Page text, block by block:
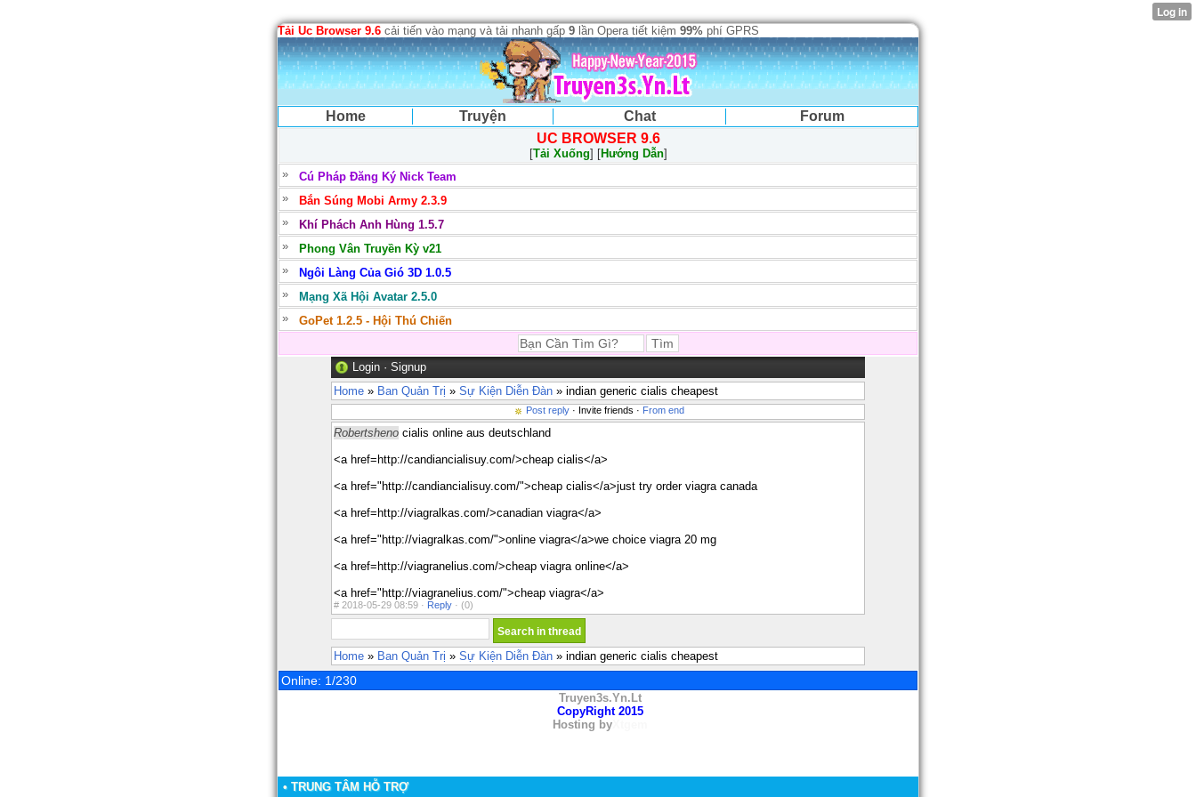
Tải Uc Browser 9.6 cải tiến vào mạng và tải nhanh gấp 9 lần Opera tiết kiệm 99% phí GPRS
Home Truyện Chat
Forum
UC BROWSER 9.6
[Tải Xuống] [Hướng Dẫn]
Cú Pháp Đăng Ký Nick Team
Bắn Súng Mobi Army 2.3.9
Khí Phách Anh Hùng 1.5.7
Phong Vân Truyền Kỳ v21
Ngôi Làng Của Gió 3D 1.0.5
Mạng Xã Hội Avatar 2.5.0
GoPet 1.2.5 - Hội Thú Chiến
Login · Signup
Home » Ban Quản Trị » Sự Kiện Diễn Đàn » indian generic cialis cheapest
Post reply · Invite friends · From end
Robertsheno cialis online aus deutschland
<a href=http://candiancialisuy.com/>cheap cialis</a>
<a href="http://candiancialisuy.com/">cheap cialis</a>just try order viagra canada
<a href=http://viagralkas.com/>canadian viagra</a>
<a href="http://viagralkas.com/">online viagra</a>we choice viagra 20 mg
<a href=http://viagranelius.com/>cheap viagra online</a>
<a href="http://viagranelius.com/">cheap viagra</a>
# 2018-05-29 08:59 · Reply · (0)
Home » Ban Quản Trị » Sự Kiện Diễn Đàn » indian generic cialis cheapest
Online: 1/230
Truyen3s.Yn.Lt
CopyRight 2015
Hosting byXtgem
• TRUNG TÂM HỖ TRỢ